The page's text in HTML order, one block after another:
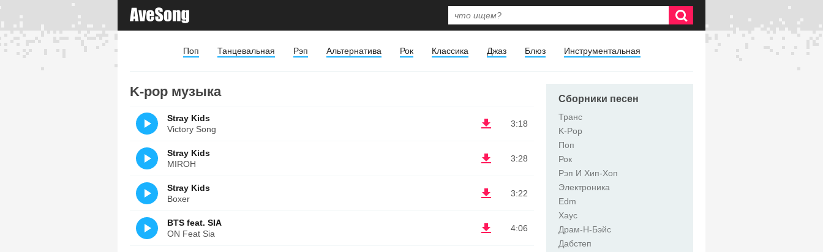
Поп Танцевальная Рэп Альтернатива Рок Классика Джаз Блюз Инструментальная
K-pop музыка
3:18
Stray Kids
Victory Song
3:28
Stray Kids
MIROH
3:22
Stray Kids
Boxer
4:06
BTS feat. SIA
ON Feat Sia
Сборники песен
Транс
K-Pop
Поп
Рок
Рэп И Хип-Хоп
Электроника
Edm
Хаус
Драм-Н-Бэйс
Дабстеп